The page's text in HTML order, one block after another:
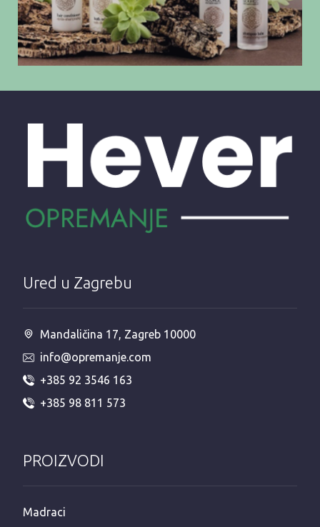
Ured u Zagrebu
Mandaličina 17, Zagreb 10000
info@opremanje.com
+385 92 3546 163
+385 98 811 573
PROIZVODI
Madraci